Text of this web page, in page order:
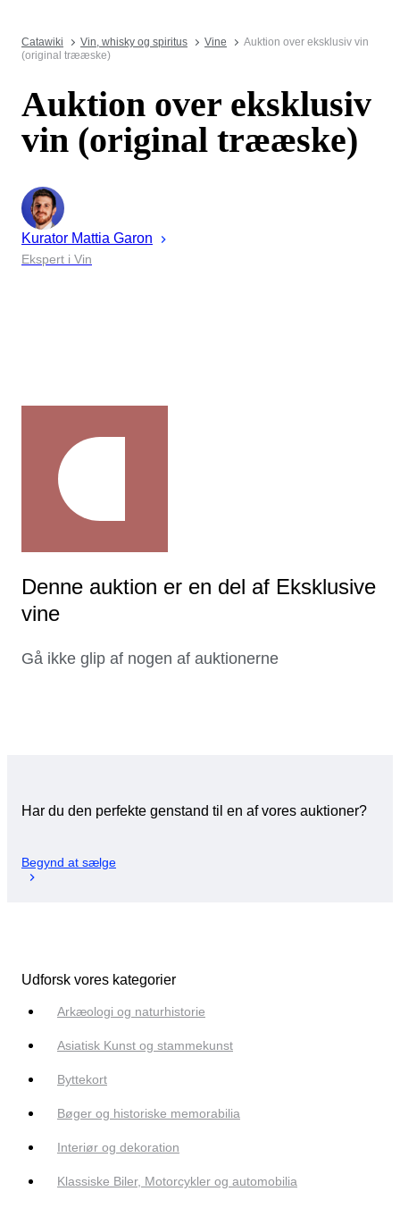
Catawiki Vin, whisky og spiritus Vine
Auktion over eksklusiv vin
(original trææske)
Auktion over eksklusiv
vin (original trææske)
Kurator Mattia Garon
Ekspert i Vin
Denne auktion er en del af Eksklusive
vine
Gå ikke glip af nogen af auktionerne
Har du den perfekte genstand til en af vores auktioner?
Begynd at sælge
Udforsk vores kategorier
Arkæologi og naturhistorie
Asiatisk Kunst og stammekunst
Byttekort
Bøger og historiske memorabilia
Interiør og dekoration
Klassiske Biler, Motorcykler og automobilia